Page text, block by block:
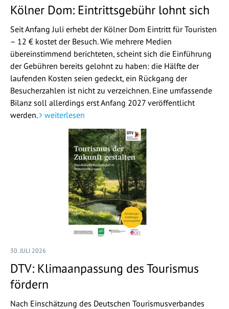
Kölner Dom: Eintrittsgebühr lohnt sich
Seit Anfang Juli erhebt der Kölner Dom Eintritt für Touristen
– 12 € kostet der Besuch. Wie mehrere Medien
übereinstimmend berichteten, scheint sich die Einführung
der Gebühren bereits gelohnt zu haben: die Hälfte der
laufenden Kosten seien gedeckt, ein Rückgang der
Besucherzahlen ist nicht zu verzeichnen. Eine umfassende
Bilanz soll allerdings erst Anfang 2027 veröffentlicht
werden.
weiterlesen
30. JULI 2026
DTV: Klimaanpassung des Tourismus
fördern
Nach Einschätzung des Deutschen Tourismusverbandes